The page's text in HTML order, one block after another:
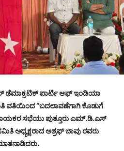
ಡೆಮಾಕ್ರಟಿಕ್ ಪಾರ್ಟಿ ಆಫ್ ಇಂಡಿಯಾ
ವತಿಯಿಂದ “ಬದಲಾವಣೆಗಾಗಿ ಕೊಡುಗೆ
ಸಭೆಯು ಪುತ್ತೂರು ಎಮ್.ಡಿ.ಎಸ್
ಅಧ್ಯಕ್ಷರಾದ ಅಶ್ರಫ್ ಬಾವು ರವರು